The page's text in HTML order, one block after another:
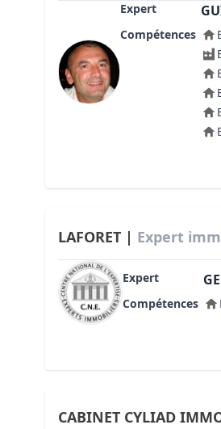
Expert
Compétences
LAFORET | Expert
Expert
Compétences
CABINET CYLIAD